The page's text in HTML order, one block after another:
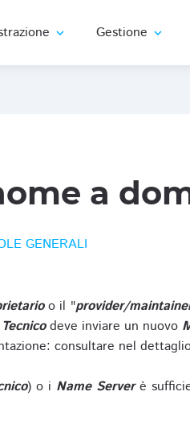
expand_more Gestione expand_more
a
GENERALI
o il "provider/
deve inviare un nuovo
consultare nel
) o i Name Serverè